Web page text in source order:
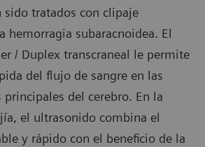
sido tratados con clipaje
hemorragia subaracnoidea. El
/ Duplex transcraneal le permite
del flujo de sangre en las
principales del cerebro. En la
el ultrasonido combina el
y rápido con el beneficio de la